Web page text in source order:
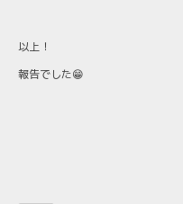
以上！
報告でした😁